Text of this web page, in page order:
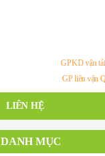
GPKD vận
GP liên vận
LIÊN HỆ
DANH MỤC